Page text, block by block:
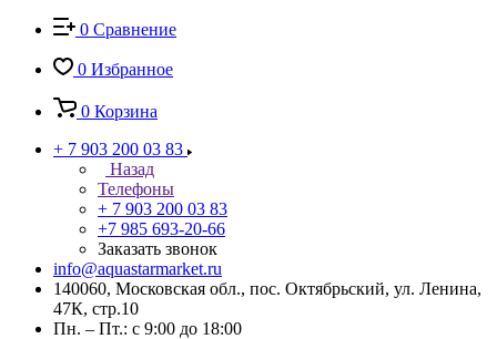
0 Сравнение
0 Избранное
0 Корзина
+ 7 903 200 03 83
Назад
Телефоны
+ 7 903 200 03 83
+7 985 693-20-66
Заказать звонок
info@aquastarmarket.ru
140060, Московская обл., пос. Октябрьский, ул. Ленина,
47К, стр.10
Пн. – Пт.: с 9:00 до 18:00